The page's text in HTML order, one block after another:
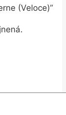
(Veloce)”